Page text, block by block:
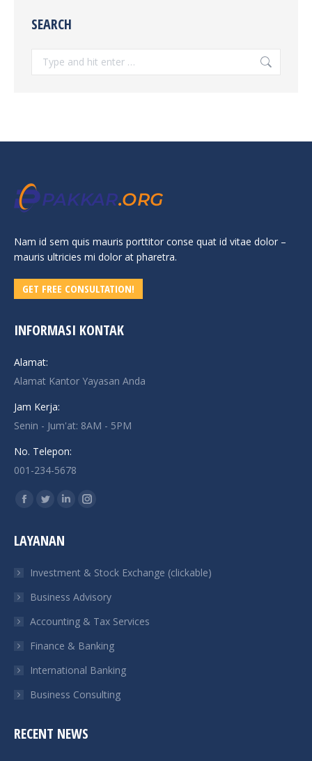
SEARCH
Nam id sem quis mauris porttitor conse quat id vitae dolor –
mauris ultricies mi dolor at pharetra.
GET FREE CONSULTATION!
INFORMASI KONTAK
Alamat:
Alamat Kantor Yayasan Anda
Jam Kerja:
Senin - Jum'at: 8AM - 5PM
No. Telepon:
001-234-5678
Find us on:
Facebook
opens
new
window
Twitter
opens
new
window
Linkedin
new
window
Instagram
new
window
LAYANAN
Investment & Stock Exchange (clickable)
Business Advisory
Accounting & Tax Services
Finance & Banking
International Banking
Business Consulting
RECENT NEWS